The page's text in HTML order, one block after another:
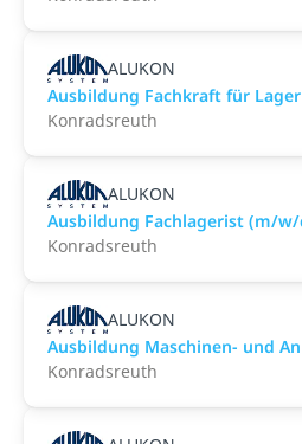
ALUKON
Ausbildung Fachkraft für
Konradsreuth
ALUKON
Ausbildung Fachlagerist (m/
Konradsreuth
ALUKON
Ausbildung Maschinen- und
Konradsreuth